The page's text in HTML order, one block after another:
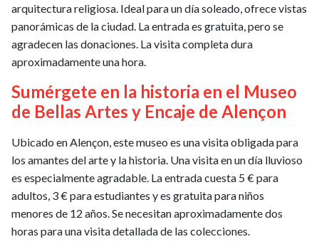
arquitectura religiosa. Ideal para un día soleado, ofrece vistas
panorámicas de la ciudad. La entrada es gratuita, pero se
agradecen las donaciones. La visita completa dura
aproximadamente una hora.
Sumérgete en la historia en el Museo
de Bellas Artes y Encaje de Alençon
Ubicado en Alençon, este museo es una visita obligada para
los amantes del arte y la historia. Una visita en un día lluvioso
es especialmente agradable. La entrada cuesta 5 € para
adultos, 3 € para estudiantes y es gratuita para niños
menores de 12 años. Se necesitan aproximadamente dos
horas para una visita detallada de las colecciones.